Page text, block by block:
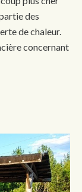
des
de chaleur.
concernant